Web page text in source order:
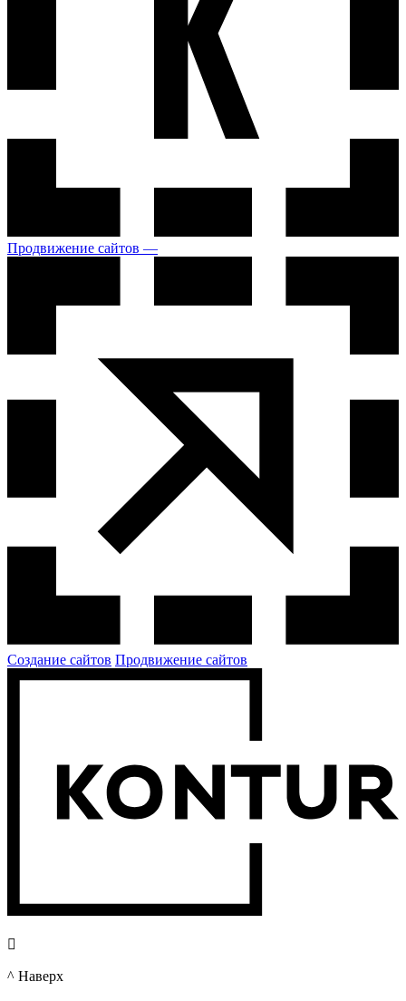
Продвижение сайтов —
Создание сайтов Продвижение сайтов

^ Наверх